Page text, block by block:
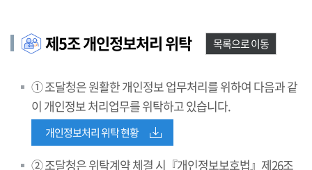
제5조 개인정보처리 위탁 목록으로 이동
① 조달청은 원활한 개인정보 업무처리를 위하여 다음과 같
이 개인정보 처리업무를 위탁하고 있습니다.
개인정보처리 위탁 현황
② 조달청은 위탁계약 체결 시『개인정보보호법』제26조